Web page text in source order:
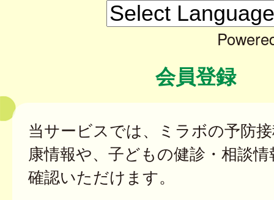
会員登録
当サービスでは、ミラボの予防
康情報や、子どもの健診・相談
確認いただけます。